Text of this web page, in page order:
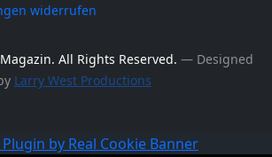
widerrufen
All Rights Reserved. ― Designed
Larry West Productions
by Real Cookie Banner